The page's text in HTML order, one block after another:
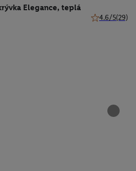
Elegance, teplá
4.6/5(29)